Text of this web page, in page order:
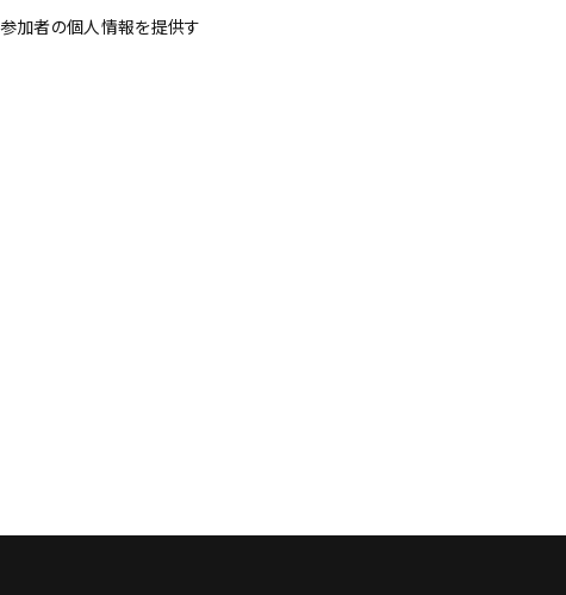
加者の個人情報を提供す